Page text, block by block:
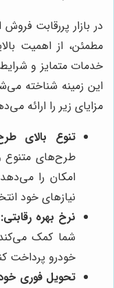
در بازار پررقابت
مطمئن، از اهمیت
خدمات متمایز و شرایط
این زمینه شناخته
مزایای زیر را ارائه
تنوع بالای
طرح‌های متنوع
امکان را
نیازهای خود
نرخ بهره رقابتی:
شما کمک
خودرو پرداخت
تحویل فوری